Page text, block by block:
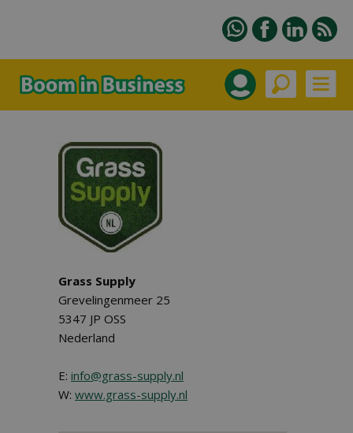
Grass Supply
Grevelingenmeer 25
5347 JP OSS
Nederland
E: info@grass-supply.nl
W: www.grass-supply.nl